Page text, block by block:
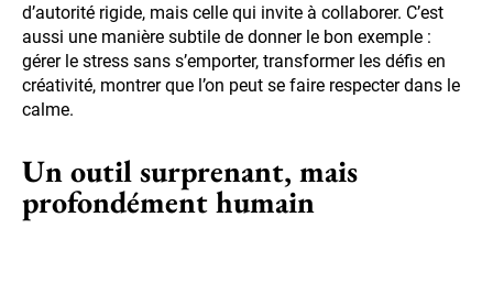
d’autorité rigide, mais celle qui invite à collaborer. C’est
aussi une manière subtile de donner le bon exemple :
gérer le stress sans s’emporter, transformer les défis en
créativité, montrer que l’on peut se faire respecter dans le
calme.
Un outil surprenant, mais
profondément humain